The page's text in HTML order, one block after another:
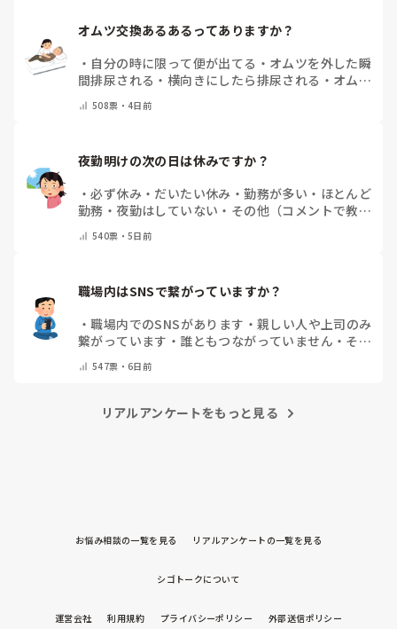
いのではないでしょうか？
オムツ交換はサ高住なら身体扱いではないんですかね？それな
ら人員は確保されているはずですので、トイレ誘導をする方が
効率的なのではないですかね？
オムツ交換あるあるってありますか？
・ 自分の時に限って便が出てる ・ オムツを外した瞬
間排尿される ・ 横向きにしたら排尿される ・ オムツ
のテープがよくちぎれている
まっていると快感
508票・4日前
夜勤明けの次の日は休みですか？
・必ず休み・ だいたい休み ・勤務が多い ・ ほとんど
勤務 ・ 夜勤はしていない ・ その他（コメントで教え
てください）
540票・5日前
職場内はSNSで繋がっていますか？
・職場内でのSNSがあります ・ 親しい人や上司のみ
繋がっています ・ 誰ともつながっていません ・ その
他（コメントで教えてください）
547票・ 6日前
リアルアンケートをもっと見る
お悩み相談の一覧を見る リアルアンケートの一覧を見る
シゴトークについて
運営会社 利用規約 プライバシーポリシー 外部送信ポリシー